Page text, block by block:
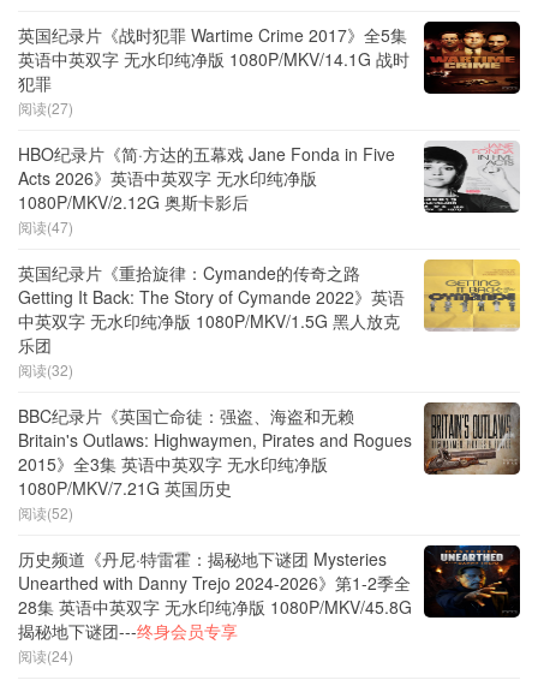
英国纪录片《战时犯罪 Wartime Crime 2017》全5集
英语中英双字 无水印纯净版 1080P/MKV/14.1G 战时
犯罪
阅读(27)
HBO纪录片《简·方达的五幕戏 Jane Fonda in Five
Acts 2026》英语中英双字 无水印纯净版
1080P/MKV/2.12G 奥斯卡影后
阅读(47)
英国纪录片《重拾旋律：Cymande的传奇之路
Getting It Back: The Story of Cymande 2022》英语
中英双字 无水印纯净版 1080P/MKV/1.5G 黑人放克
乐团
阅读(32)
BBC纪录片《英国亡命徒：强盗、海盗和无赖
Britain's Outlaws: Highwaymen, Pirates and Rogues
2015》全3集 英语中英双字 无水印纯净版
1080P/MKV/7.21G 英国历史
阅读(52)
历史频道《丹尼·特雷霍：揭秘地下谜团 Mysteries
Unearthed with Danny Trejo 2024-2026》第1-2季全
28集 英语中英双字 无水印纯净版 1080P/MKV/45.8G
揭秘地下谜团---终身会员专享
阅读(24)